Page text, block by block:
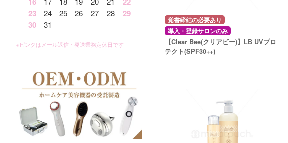
覚書締結の必要あり
導入・登録サロンのみ
【Clear Bee(クリアビー)】LB UVプロ
テクト(SPF30++)
23
24 25 26 27 28
29
30
31